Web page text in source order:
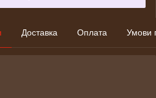
Доставка Оплата Умови